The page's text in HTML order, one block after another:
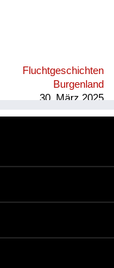
Fluchtgeschichten
Burgenland
30. März 2025